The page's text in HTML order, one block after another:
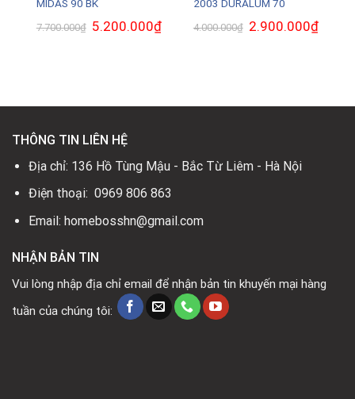
MIDAS 90 BK
7.700.000₫ Giá
gốc
5.200.000₫Giá
hiện
2003 DURALUM 70
4.000.000₫ Giá
gốc
2.900.000₫Giá
hiện
THÔNG TIN LIÊN HỆ
Địa chỉ: 136 Hồ Tùng Mậu - Bắc Từ Liêm - Hà Nội
Điện thoại: 0969 806 863
Email: homebosshn@gmail.com
NHẬN BẢN TIN
Vui lòng nhập địa chỉ email để nhận bản tin khuyến mại hàng
tuần của chúng tôi: